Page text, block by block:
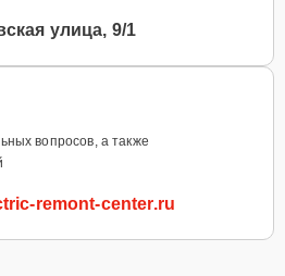
улица, 9/1
вопросов, а также
remont-center.ru